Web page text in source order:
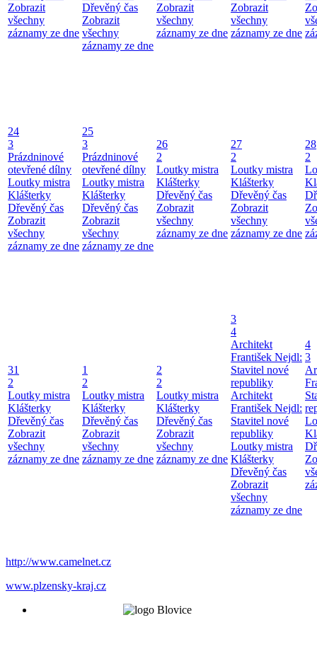
Zobrazit
všechny
záznamy ze dne
Dřevěný čas
Zobrazit
všechny
záznamy ze dne
Zobrazit
všechny
záznamy ze dne
Zobrazit
všechny
záznamy ze dne
24
3
Prázdninové
otevřené dílny
Loutky mistra
Klášterky
Dřevěný čas
Zobrazit
všechny
záznamy ze dne
25
3
Prázdninové
otevřené dílny
Loutky mistra
Klášterky
Dřevěný čas
Zobrazit
všechny
záznamy ze dne
26
2
Loutky mistra
Klášterky
Dřevěný čas
Zobrazit
všechny
záznamy ze dne
27
2
Loutky mistra
Klášterky
Dřevěný čas
Zobrazit
všechny
záznamy ze dne
28
2
31
2
Loutky mistra
Klášterky
Dřevěný čas
Zobrazit
všechny
záznamy ze dne
1
2
Loutky mistra
Klášterky
Dřevěný čas
Zobrazit
všechny
záznamy ze dne
2
2
Loutky mistra
Klášterky
Dřevěný čas
Zobrazit
všechny
záznamy ze dne
3
4
Architekt
František Nejdl:
Stavitel nové
republiky
Architekt
František Nejdl:
Stavitel nové
republiky
Loutky mistra
Klášterky
Dřevěný čas
Zobrazit
všechny
záznamy ze dne
4
3
http://www.camelnet.cz
www.plzensky-kraj.cz